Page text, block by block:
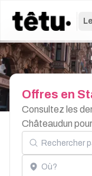
Offres en
Consultez les
Châteaudun
Rechercher par
Localisation